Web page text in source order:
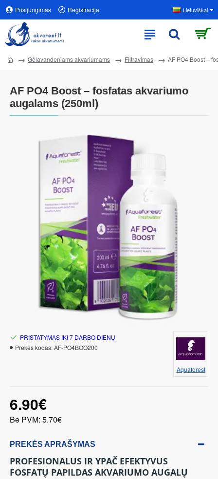
Prisijungimas Registracija Lietuviškai
Gėlavandeniams akvariumams Filtravimas AF PO4 Boost –
AF PO4 Boost – fosfatas akvariumo
augalams (250ml)
6.90€
Be PVM: 5.70€
PRISTATYMAS IKI 7 DARBO DIENŲ
Prekės kodas:AF-PO4BOO200
Aquaforest
PREKĖS APRAŠYMAS
PROFESIONALUS IR YPAČ EFEKTYVUS
FOSFATŲ PAPILDAS AKVARIUMO AUGALŲ